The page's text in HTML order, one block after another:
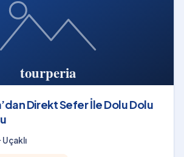
Direkt Sefer İle Dolu Dolu
Uçaklı